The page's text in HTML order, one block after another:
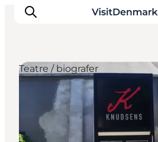
Inspiration
Destinationer
Oplevelser
Teatre / biografer